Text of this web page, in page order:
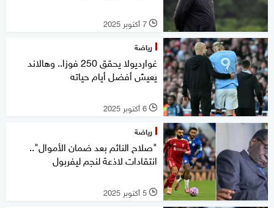
l 7 أكتوبر 2025
رياضة
غوارديولا يحقق 250 فوزا.. وهالاند
يعيش أفضل أيام حياته
l 6 أكتوبر 2025
رياضة
"صلاح النائم بعد ضمان الأموال"..
انتقادات لاذعة لنجم ليفربول
l 5 أكتوبر 2025